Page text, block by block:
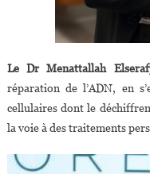
Le Dr Menattallah
réparation de l’ADN, en
cellulaires dont le
la voie à des traitements